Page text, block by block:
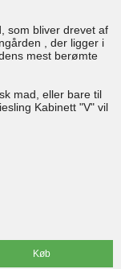
som bliver drevet af
, der ligger i
mest berømte
mad, eller bare til
Kabinett "V" vil
Køb